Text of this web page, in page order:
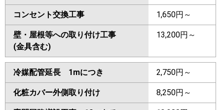
コンセント交換工事 1,650円～
壁・屋根等への取り付け工事
(金具含む)
13,200円～
冷媒配管延長 1mにつき 2,750円～
化粧カバー外側取り付け 8,250円～